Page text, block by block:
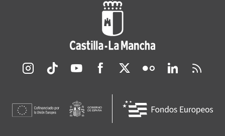
Redes sociales JCCM